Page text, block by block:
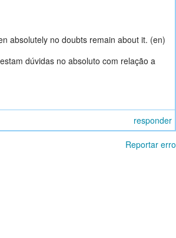
absolutely no doubts remain about it. (en)
dúvidas no absoluto com relação a
responder
Reportar erro